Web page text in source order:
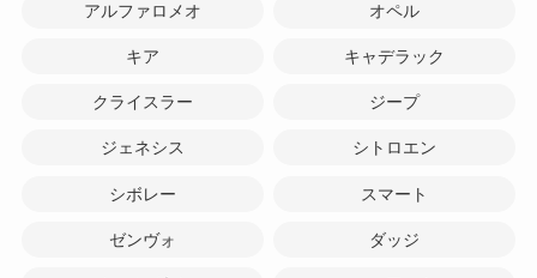
アルファロメオ オペル
キア キャデラック
クライスラー ジープ
ジェネシス シトロエン
シボレー スマート
ゼンヴォ ダッジ